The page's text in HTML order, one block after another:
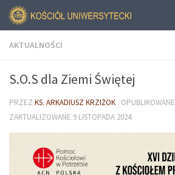
AKTUALNOŚCI
S.O.S dla Ziemi Świętej
PRZEZ KS. ARKADIUSZ KRZIŻOK · OPUBLIKOWANE
ZAKTUALIZOWANE 9 LISTOPADA 2024